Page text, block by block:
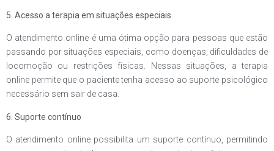
5. Acesso a terapia em situações especiais
O atendimento online é uma ótima opção para pessoas que estão
passando por situações especiais, como doenças, dificuldades de
locomoção ou restrições físicas. Nessas situações, a terapia
online permite que o paciente tenha acesso ao suporte psicológico
necessário sem sair de casa.
6. Suporte contínuo
O atendimento online possibilita um suporte contínuo, permitindo